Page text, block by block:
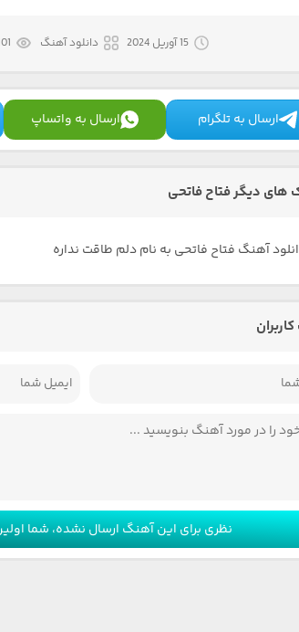
15 آوریل 2024 دانلود آهنگ 101
ارسال به تلگرام ارسال به واتساپ
های دیگر فتاح فاتحی
آهنگ فتاح فاتحی به نام دلم طاقت نداره
نظری برای این آهنگ ارسال نشده، شما